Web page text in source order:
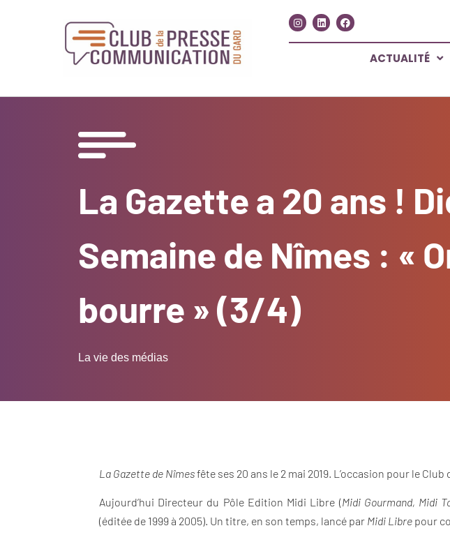
ACTUALITÉ
La Gazette a 20 ans !
Semaine de Nîmes : «
bourre » (3/4)
La vie des médias
La Gazette de Nîmesfête ses 20 ans le 2 mai 2019. L’occasion pour le
Aujourd’hui Directeur du Pôle Edition Midi Libre (Midi Gourmand, Midi
(éditée de 1999 à 2005). Un titre, en son temps, lancé par Midi Libre pour